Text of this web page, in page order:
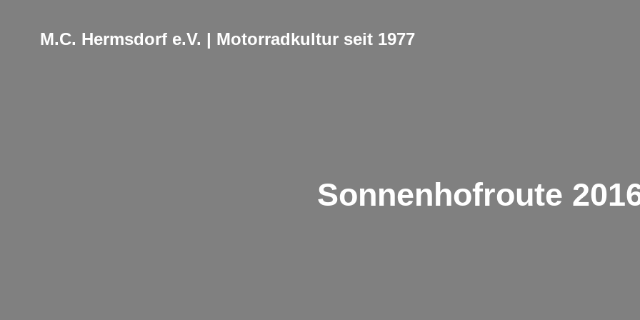
M.C. Hermsdorf e.V. | Motorradkultur seit 1977
Sonnenhofroute